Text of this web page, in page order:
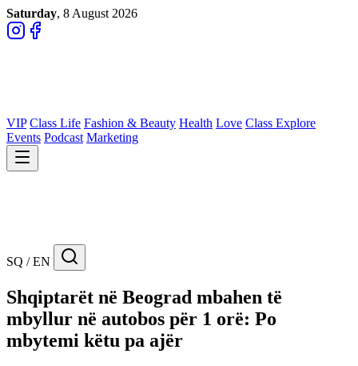
Saturday, 8 August 2026
VIP Class Life Fashion & Beauty Health Love Class Explore
Events Podcast Marketing
SQ / EN
Shqiptarët në Beograd mbahen të
mbyllur në autobos për 1 orë: Po
mbytemi këtu pa ajër